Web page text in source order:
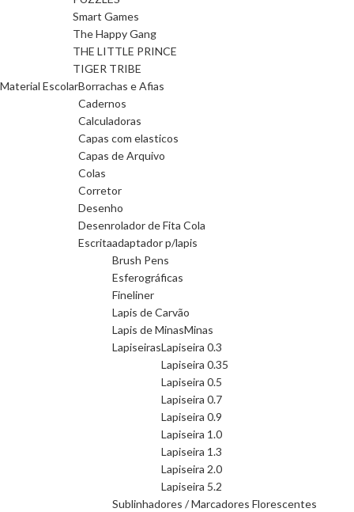
Smart Games
The Happy Gang
THE LITTLE PRINCE
TIGER TRIBE
Material EscolarBorrachas e Afias
Cadernos
Calculadoras
Capas com elasticos
Capas de Arquivo
Colas
Corretor
Desenho
Desenrolador de Fita Cola
Escritaadaptador p/lapis
Brush Pens
Esferográficas
Fineliner
Lapis de Carvão
Lapis de MinasMinas
LapiseirasLapiseira 0.3
Lapiseira 0.35
Lapiseira 0.5
Lapiseira 0.7
Lapiseira 0.9
Lapiseira 1.0
Lapiseira 1.3
Lapiseira 2.0
Lapiseira 5.2
Sublinhadores / Marcadores Florescentes